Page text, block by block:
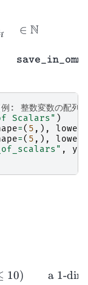
 ∈ N
save_ in_
: 整数変数の配列
Scalars" )
=( 5 ,),
=( 5 ,),
, y
10)
a 1-